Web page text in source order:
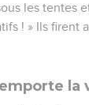
les tentes
! » Ils firent
la